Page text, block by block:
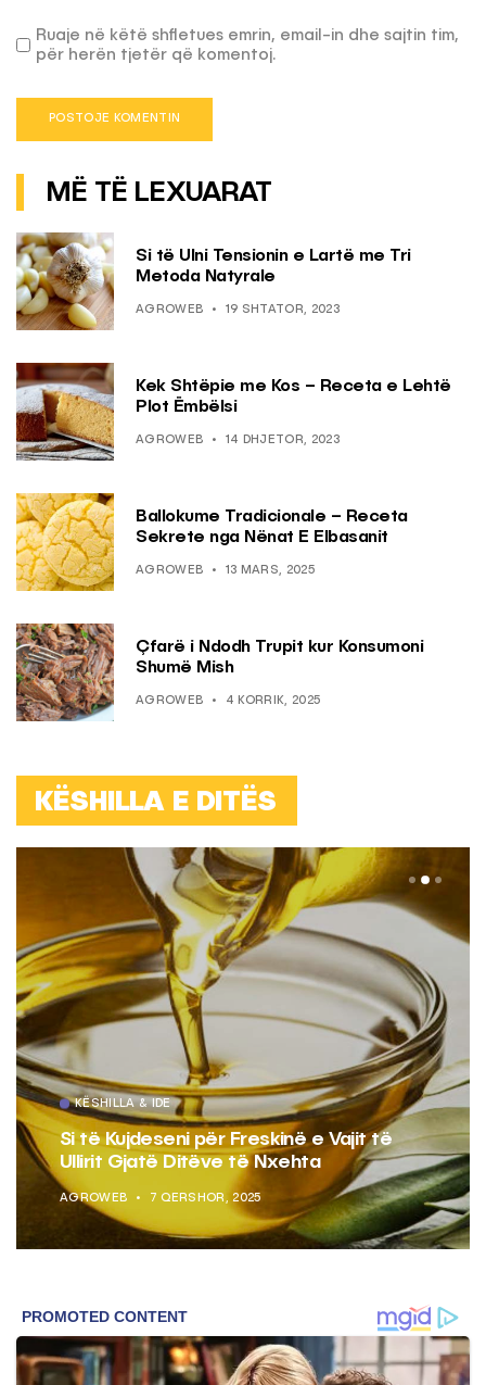
Ruaje në këtë shfletues emrin, email-in dhe sajtin tim,
për herën tjetër që komentoj.
MË TË LEXUARAT
Si të Ulni Tensionin e Lartë me Tri
Metoda Natyrale
AGROWEB 19 SHTATOR, 2023
Kek Shtëpie me Kos – Receta e Lehtë
Plot Ëmbëlsi
AGROWEB 14 DHJETOR, 2023
Ballokume Tradicionale – Receta
Sekrete nga Nënat E Elbasanit
AGROWEB 13 MARS, 2025
Çfarë i Ndodh Trupit kur Konsumoni
Shumë Mish
AGROWEB 4 KORRIK, 2025
KËSHILLA E DITËS
KËSHILLA & IDE
Si të Kujdeseni për Freskinë e Vajit të
Ullirit Gjatë Ditëve të Nxehta
AGROWEB 7 QERSHOR, 2025